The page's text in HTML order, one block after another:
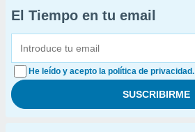
El Tiempo en tu email
He leído y acepto la política de privacidad.